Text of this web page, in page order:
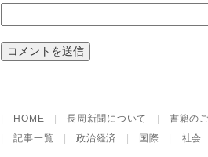
HOME |長周新聞について |書籍の
|記事一覧 |政治経済 国際 社会